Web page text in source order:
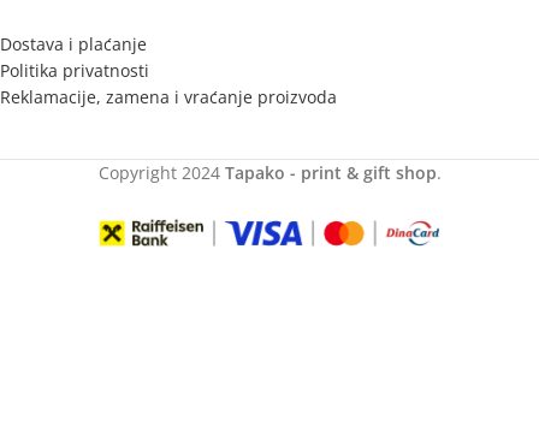
Dostava i plaćanje
Politika privatnosti
Reklamacije, zamena i vraćanje proizvoda
Copyright 2024 Tapako - print & gift shop.